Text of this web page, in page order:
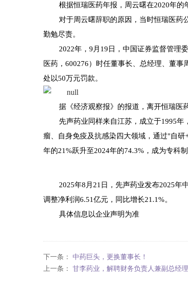
根据恒瑞医药年报，周云曙在2020年的
对于周云曙辞职的原因，当时恒瑞医药
勤勉尽责。
2022年，9月19日，中国证券监督管理
医药，600276）时任董事长、总经理、董
处以50万元罚款。
据《经济观察报》的报道，离开恒瑞医
先声药业同样来自江苏，成立于1995
瘤、自身免疫及抗感染四大领域，通过"自
年的21%跃升至2024年的74.3%，成为专科制
2025年8月21日，先声药业发布2025年
调整净利润6.51亿元，同比增长21.1%。
具体信息以企业声明为准
下一条： 中药巨头，更换董事长！
上一条： 甘李药业，解聘财务负责人兼副总经理